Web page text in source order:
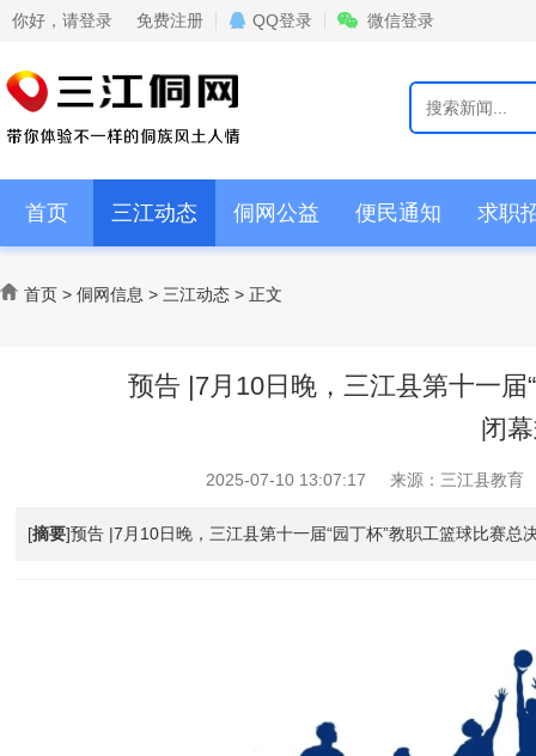
你好， 请登录 免费注册 QQ登录 微信登录
首页 三江动态 侗网公益 便民通知 求职
情感交流 商家活动
首页 > 侗网信息 > 三江动态 > 正文
预告 |7月10日晚，三江县第十一
闭
2025-07-10 13:07:17 来源： 三江县教育
[摘要]预告 |7月10日晚，三江县第十一届“园丁杯”教职工篮球比赛总